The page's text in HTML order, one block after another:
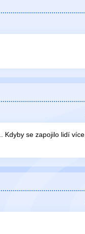
Kdyby se zapojilo lidí více,